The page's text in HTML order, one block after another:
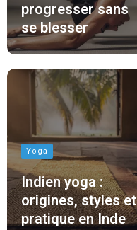
progresser sans
se blesser
Yoga
Indien yoga :
origines, styles et
pratique en Inde